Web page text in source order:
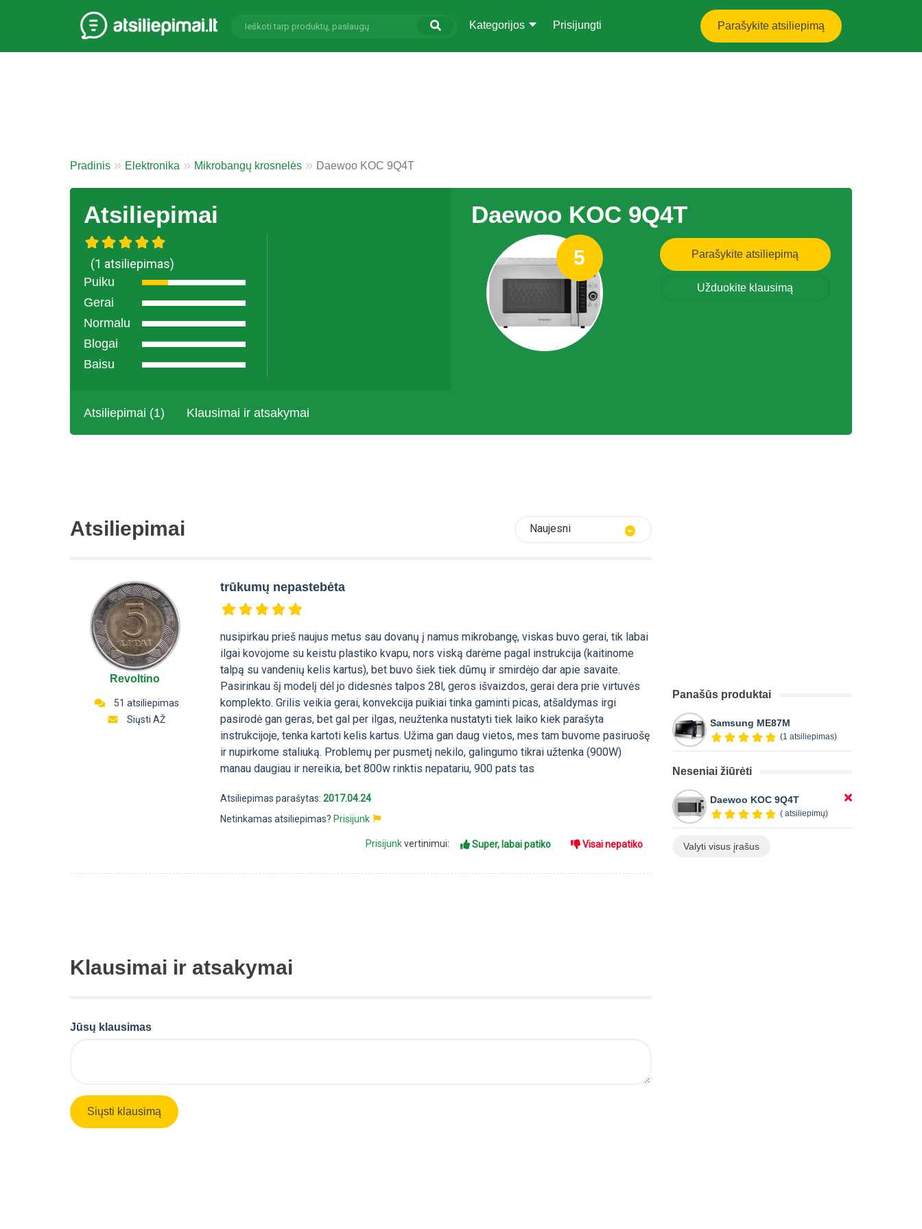
Parašykite atsiliepimą
Kategorijos Prisijungti
Pradinis Elektronika Mikrobangų krosnelės Daewoo KOC 9Q4T
Atsiliepimai
(1 atsiliepimas)
Puiku
Gerai
Normalu
Blogai
Baisu
Atsiliepimai (1) Klausimai ir atsakymai
Daewoo KOC 9Q4T
5 Parašykite atsiliepimą
Užduokite klausimą
Atsiliepimai Naujesni
Revoltino
51 atsiliepimas
Siųsti AŽ
trūkumų nepastebėta
nusipirkau prieš naujus metus sau dovanų į namus mikrobangę, viskas buvo gerai, tik labai
ilgai kovojome su keistu plastiko kvapu, nors viską darėme pagal instrukcija (kaitinome
talpą su vandenių kelis kartus), bet buvo šiek tiek dūmų ir smirdėjo dar apie savaite.
Pasirinkau šį modelį dėl jo didesnės talpos 28l, geros išvaizdos, gerai dera prie virtuvės
komplekto. Grilis veikia gerai, konvekcija puikiai tinka gaminti picas, atšaldymas irgi
pasirodė gan geras, bet gal per ilgas, neužtenka nustatyti tiek laiko kiek parašyta
instrukcijoje, tenka kartoti kelis kartus. Užima gan daug vietos, mes tam buvome pasiruošę
ir nupirkome staliuką. Problemų per pusmetį nekilo, galingumo tikrai užtenka (900W)
manau daugiau ir nereikia, bet 800w rinktis nepatariu, 900 pats tas
Atsiliepimas parašytas:2017.04.24
Netinkamas atsiliepimas? Prisijunk
Prisijunkvertinimui: Super, labai patiko Visai nepatiko
Klausimai ir atsakymai
Jūsų klausimas
Panašūs produktai
Samsung ME87M
(1 atsiliepimas)
Neseniai žiūrėti
Daewoo KOC 9Q4T
( atsiliepimų)
Valyti visus įrašus